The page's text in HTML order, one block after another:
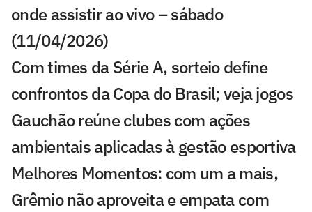
onde assistir ao vivo – sábado
(11/04/2026)
Com times da Série A, sorteio define
confrontos da Copa do Brasil; veja jogos
Gauchão reúne clubes com ações
ambientais aplicadas à gestão esportiva
Melhores Momentos: com um a mais,
Grêmio não aproveita e empata com